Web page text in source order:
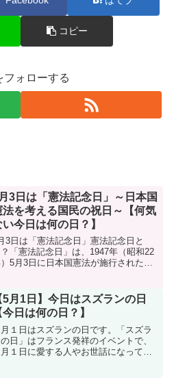
コピー
フォローする
3日は「憲法記念日」～日本国
法を考える国民の祝日～【何気
い今日は何の日？】
3日は「憲法記念日」憲法記念日と
「憲法記念日」は、1947年（昭和22
5月3日に日本国憲法が施行されたこ
、国の成長を期すること」。5月3日
、ゴールデンウィ...
5月1日】今日はスズランの日
今日は何の日？】
月１日はスズランの日です。「スズラ
日」はフランス発祥のイベントで、
月１日に愛する人やお世話になってい